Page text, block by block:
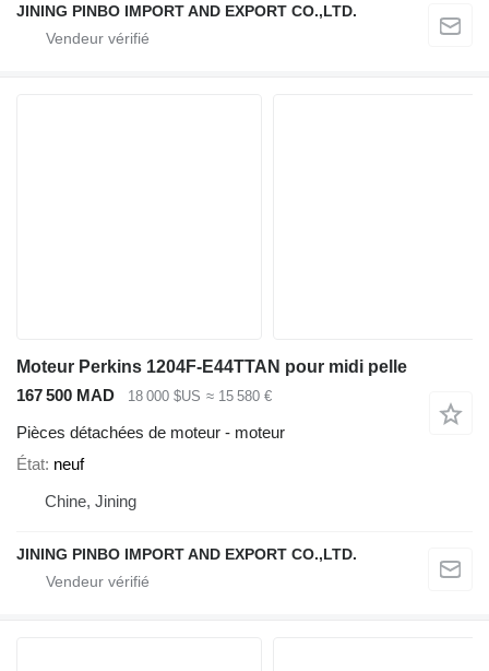
JINING PINBO IMPORT AND EXPORT CO.,LTD.
Moteur Perkins 1204F-E44TTAN pour midi pelle
167 500 MAD
18 000 $US ≈ 15 580 €
Pièces détachées de moteur - moteur
État neuf
Chine, Jining
JINING PINBO IMPORT AND EXPORT CO.,LTD.